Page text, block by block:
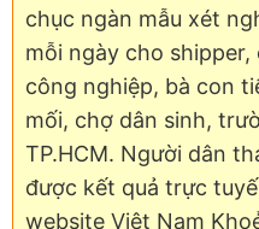
chục ngàn mẫu xét
mỗi ngày cho
công nghiệp, bà con
mối, chợ dân sinh,
TP.HCM. Người dân
được kết quả trực
website Việt Nam